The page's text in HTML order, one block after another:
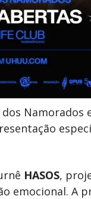
Namorados
HASOS,
emocional. A